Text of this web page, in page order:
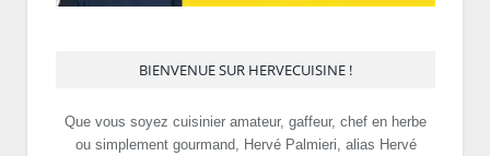
BIENVENUE SUR HERVECUISINE !
Que vous soyez cuisinier amateur, gaffeur, chef en herbe
ou simplement gourmand, Hervé Palmieri, alias Hervé